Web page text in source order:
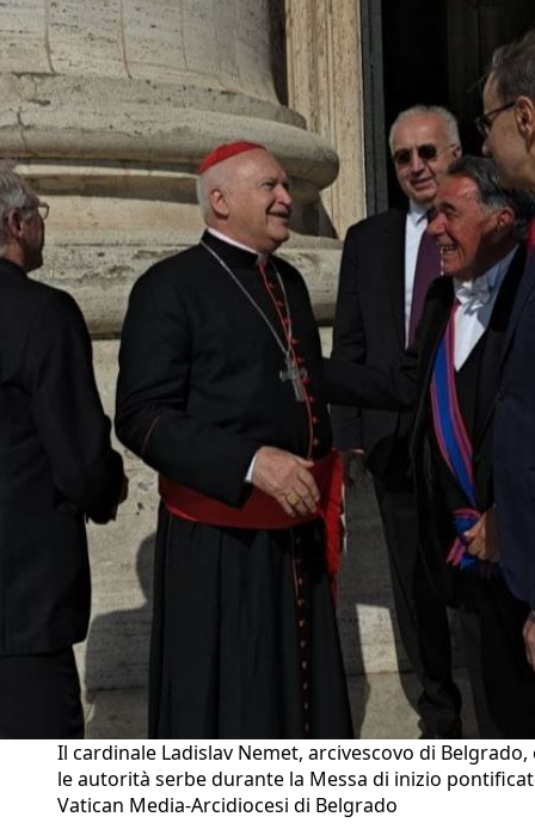
Il cardinale Ladislav Nemet, arcivescovo di Belgrado,
le autorità serbe durante la Messa di inizio
Vatican Media-Arcidiocesi di Belgrado